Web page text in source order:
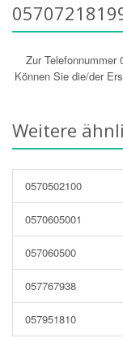
Zur Telefonnummer
Können Sie die/der
Weitere
0570502100
0570605001
057060500
057767938
057951810